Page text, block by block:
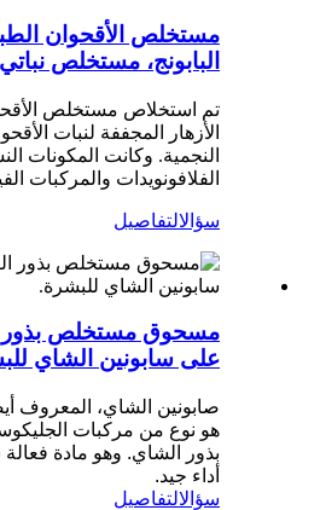
مستخلص الأقحوان
البابونج، مستخلص
تم استخلاص مستخلص
الأزهار المجففة لنبات
النجمية. وكانت المكونات
الفلافونويدات والمركبات
سؤالالتفاصيل
مسحوق مستخلص بذور
على سابونين الشاي
صابونين الشاي، المعروف
هو نوع من مركبات
بذور الشاي. وهو مادة
أداء جيد.
سؤالالتفاصيل